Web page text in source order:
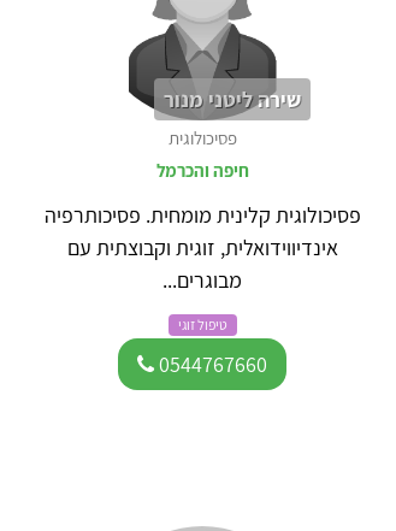
שירה ליטני מנור
פסיכולוגית
חיפה והכרמל
פסיכולוגית קלינית מומחית. פסיכותרפיה
אינדיווידואלית, זוגית וקבוצתית עם
מבוגרים...
טיפול זוגי
0544767660